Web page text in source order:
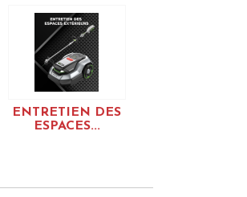
ENTRETIEN DES
ESPACES...